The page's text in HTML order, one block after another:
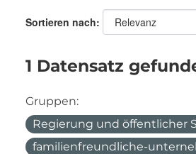
Sortieren nach
1 Datensatz
Gruppen:
Regierung und öffentlicher
familienfreundliche-